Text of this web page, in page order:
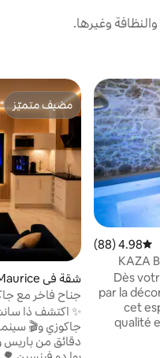
وغيرها.
متوسط التقييم 4.98 من 5، 88 مراجعات
4.98 (88)
KAZA
Dès
par la
cet
qualité
مضيف متميّز
مضيف متميّز
شقة في Saint-Maurice
من باريس
✨️ اكتشف ذا